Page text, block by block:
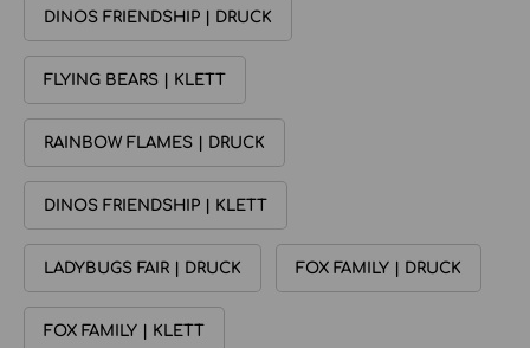
DINOS FRIENDSHIP | DRUCK
FLYING BEARS | KLETT
RAINBOW FLAMES | DRUCK
DINOS FRIENDSHIP | KLETT
LADYBUGS FAIR | DRUCK FOX FAMILY | DRUCK
FOX FAMILY | KLETT